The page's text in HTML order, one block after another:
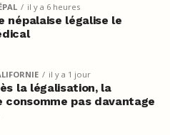
il y a 6 heures
népalaise légalise le
il y a 1 jour
la légalisation, la
consomme pas davantage